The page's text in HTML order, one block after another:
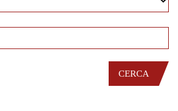
CERCA